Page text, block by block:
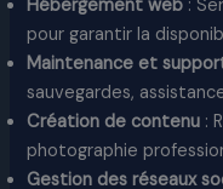
Hébergement web :
pour garantir la
Maintenance et
sauvegardes,
Création de contenu :
photographie
Gestion des réseaux